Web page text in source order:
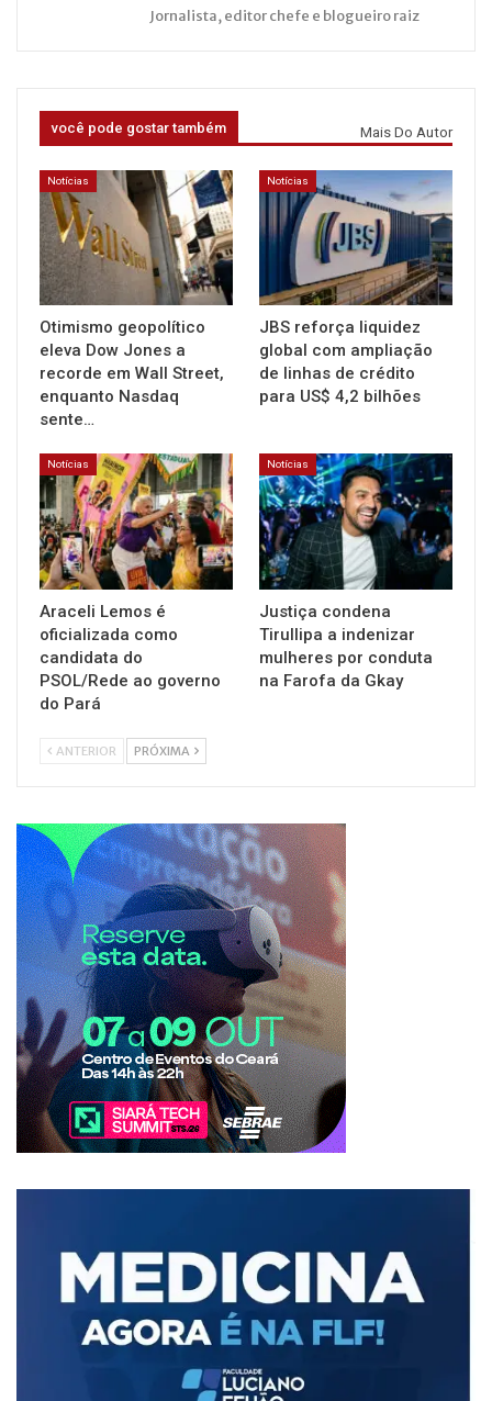
Jornalista, editor chefe e blogueiro raiz
você pode gostar também Mais Do Autor
Notícias
Otimismo geopolítico
eleva Dow Jones a
recorde em Wall Street,
enquanto Nasdaq
sente…
Notícias
JBS reforça liquidez
global com ampliação
de linhas de crédito
para US$ 4,2 bilhões
Notícias
Araceli Lemos é
oficializada como
candidata do
PSOL/Rede ao governo
do Pará
Notícias
Justiça condena
Tirullipa a indenizar
mulheres por conduta
na Farofa da Gkay
ANTERIOR PRÓXIMA